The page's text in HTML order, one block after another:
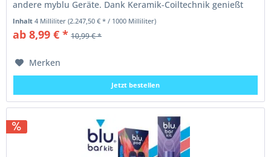
andere myblu Geräte. Dank Keramik-Coiltechnik genießt
Inhalt4 Milliliter(2.247,50 € * / 1000 Milliliter)
ab 8,99 € * 10,99 € *
Merken
Jetzt bestellen